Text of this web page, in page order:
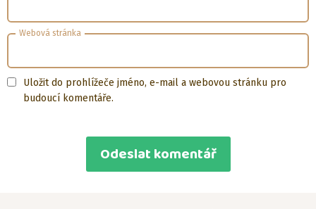
Webová stránka
Uložit do prohlížeče jméno, e-mail a webovou stránku pro
budoucí komentáře.